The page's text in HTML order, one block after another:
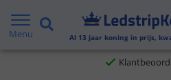
Menu Al 13 jaar koning in prijs,
Gratis verzending